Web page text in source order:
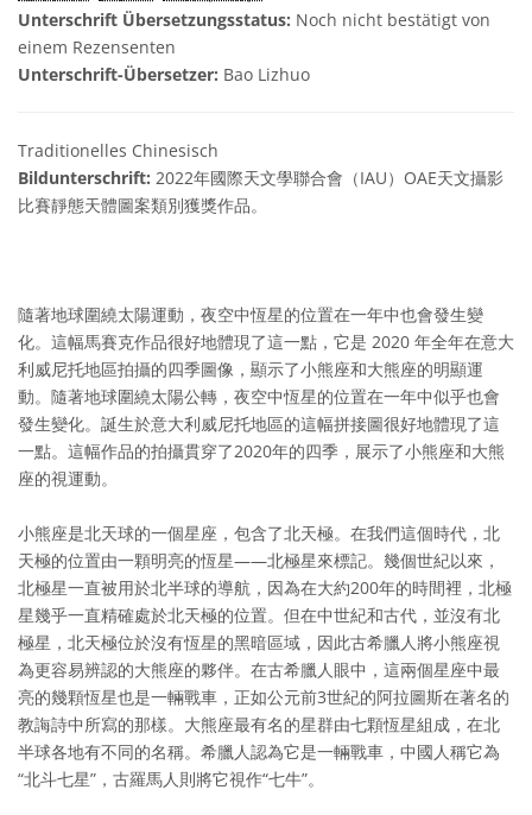
Unterschrift Übersetzungsstatus: Noch nicht bestätigt von
einem Rezensenten
Unterschrift-Übersetzer: Bao Lizhuo
Traditionelles Chinesisch
Bildunterschrift: 2022年國際天文學聯合會（IAU）OAE天文攝影
比賽靜態天體圖案類別獲獎作品。
隨著地球圍繞太陽運動，夜空中恆星的位置在一年中也會發生變
化。這幅馬賽克作品很好地體現了這一點，它是 2020 年全年在意大
利威尼托地區拍攝的四季圖像，顯示了小熊座和大熊座的明顯運
動。隨著地球圍繞太陽公轉，夜空中恆星的位置在一年中似乎也會
發生變化。誕生於意大利威尼托地區的這幅拼接圖很好地體現了這
一點。這幅作品的拍攝貫穿了2020年的四季，展示了小熊座和大熊
座的視運動。
小熊座是北天球的一個星座，包含了北天極。在我們這個時代，北
天極的位置由一顆明亮的恆星——北極星來標記。幾個世紀以來，
北極星一直被用於北半球的導航，因為在大約200年的時間裡，北極
星幾乎一直精確處於北天極的位置。但在中世紀和古代，並沒有北
極星，北天極位於沒有恆星的黑暗區域，因此古希臘人將小熊座視
為更容易辨認的大熊座的夥伴。在古希臘人眼中，這兩個星座中最
亮的幾顆恆星也是一輛戰車，正如公元前3世紀的阿拉圖斯在著名的
教誨詩中所寫的那樣。大熊座最有名的星群由七顆恆星組成，在北
半球各地有不同的名稱。希臘人認為它是一輛戰車，中國人稱它為
“北斗七星”，古羅馬人則將它視作“七牛”。